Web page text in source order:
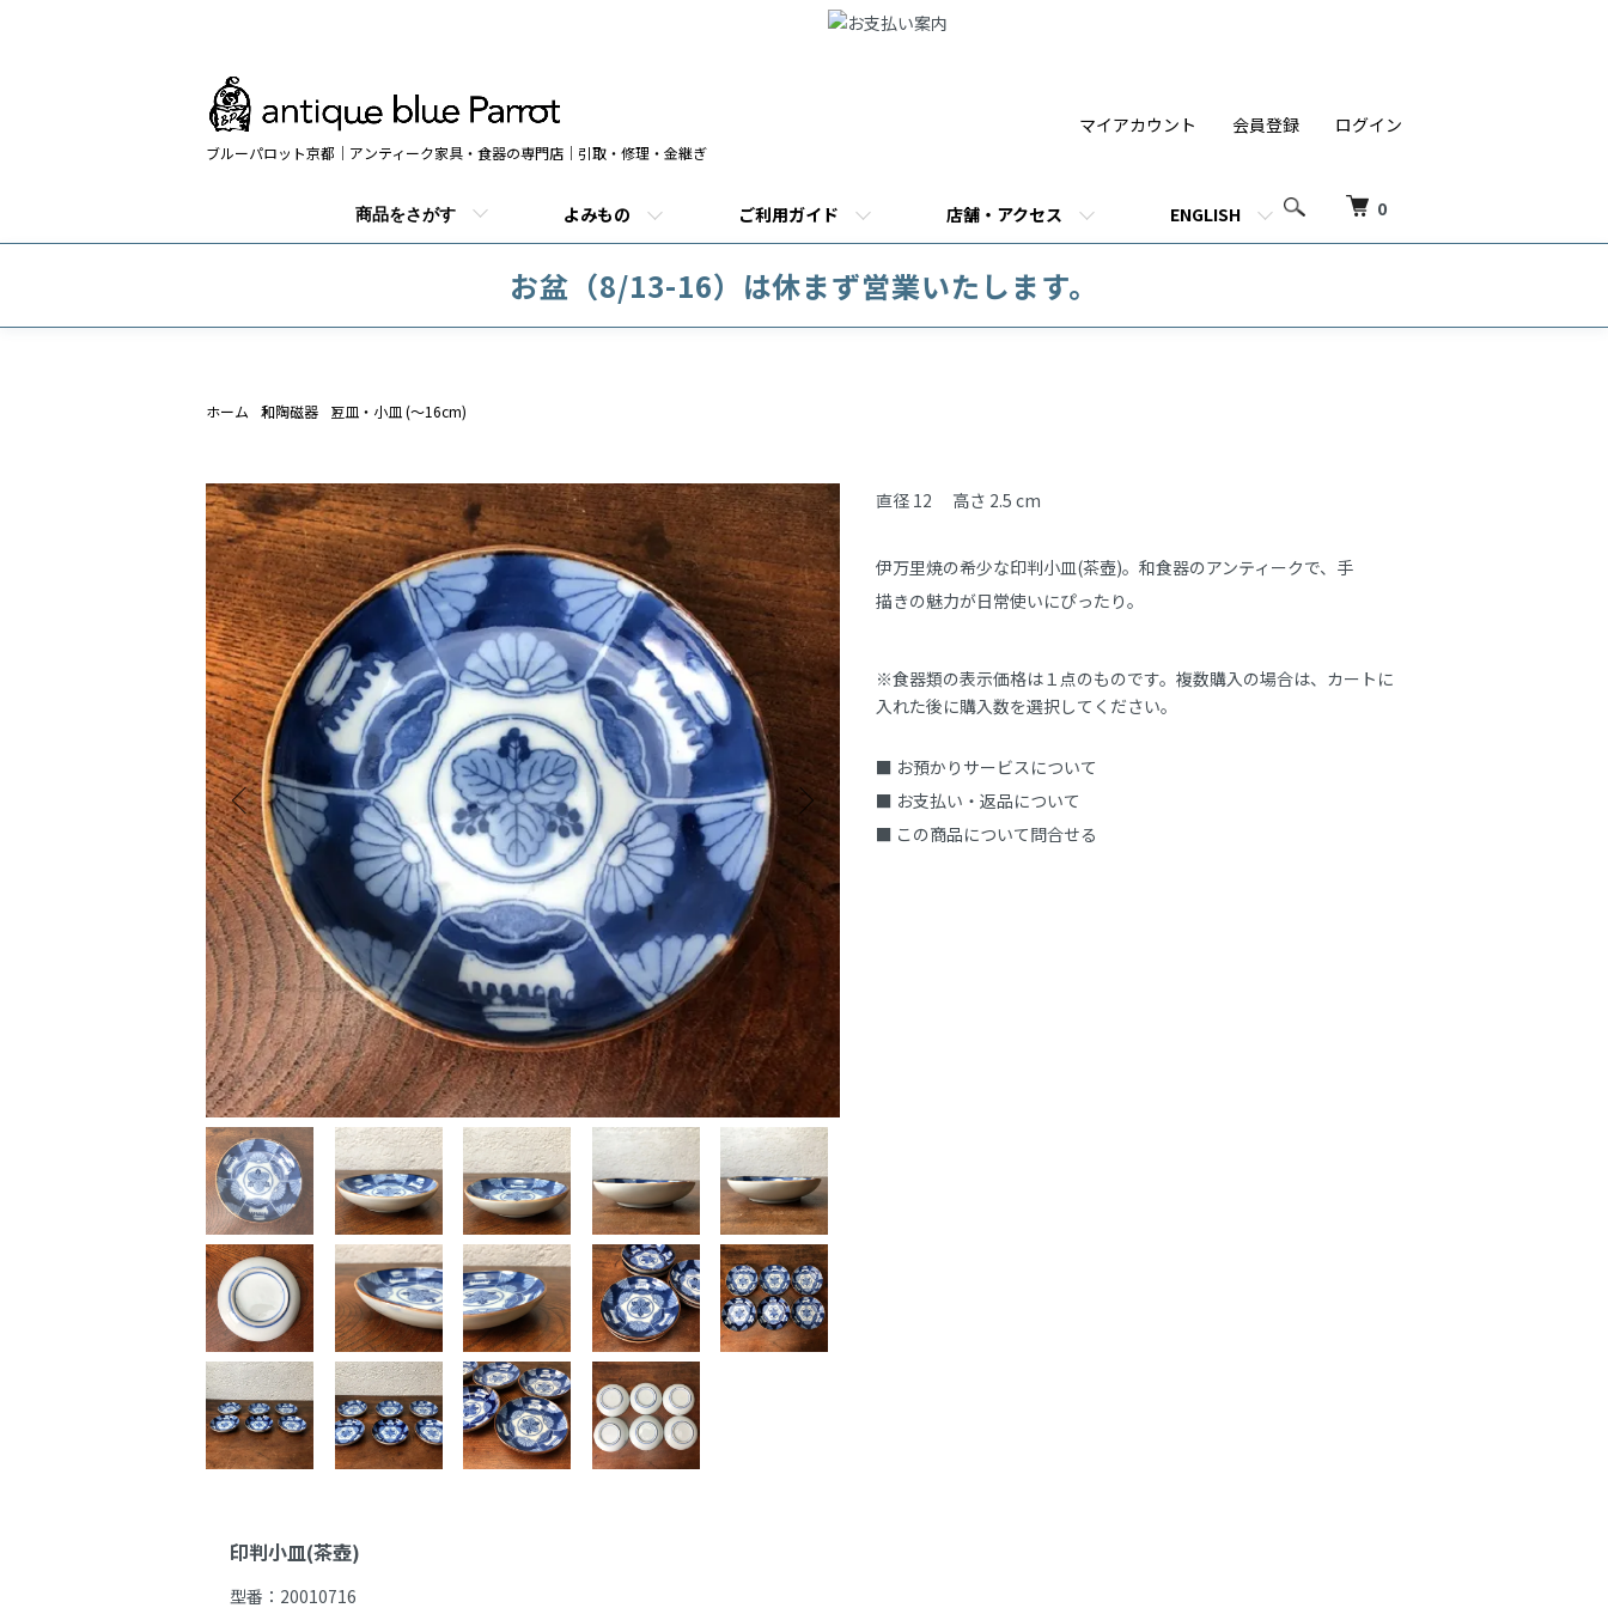
ブルーパロット京都｜アンティーク家具・食器の専門店｜引取・修理・金継ぎ
0
商品をさがす よみもの ご利用ガイド 店舗・アクセス ENGLISH
マイアカウント 会員登録 ログイン
お盆（8/13-16）は休まず営業いたします。
ホーム 和陶磁器 豆皿・小皿 (～16cm)
印判小皿(茶壺)
型番： 20010716
商品説明
直径 12 　高さ 2.5 cm
伊万里焼の希少な印判小皿(茶壺)。和食器のアンティークで、手
描きの魅力が日常使いにぴったり。
※食器類の表示価格は１点のものです。複数購入の場合は、カートに
入れた後に購入数を選択してください。
■ お預かりサービスについて
■ お支払い・返品について
■ この商品について問合せる